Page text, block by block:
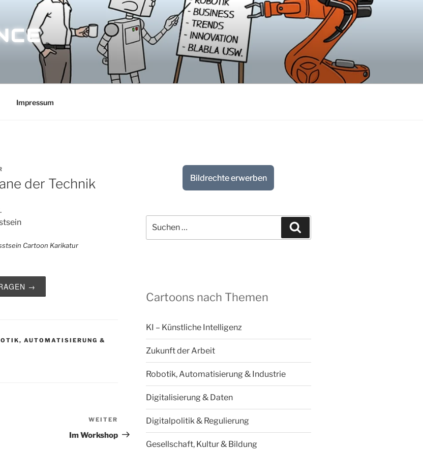
Impressum
der Technik
→
AUTOMATISIERUNG &
Nächster
Beitrag
WEITER
Im Workshop
Bildrechte erwerben
nach:
Cartoons nach Themen
KI – Künstliche Intelligenz
Zukunft der Arbeit
Robotik, Automatisierung & Industrie
Digitalisierung & Daten
Digitalpolitik & Regulierung
Gesellschaft, Kultur & Bildung